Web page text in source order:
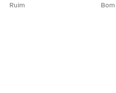
Ruim Bom